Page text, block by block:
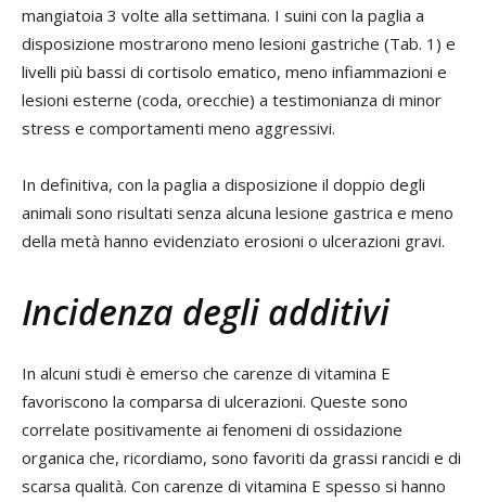
mangiatoia 3 volte alla settimana. I suini con la paglia a
disposizione mostrarono meno lesioni gastriche (Tab. 1) e
livelli più bassi di cortisolo ematico, meno infiammazioni e
lesioni esterne (coda, orecchie) a testimonianza di minor
stress e comportamenti meno aggressivi.
In definitiva, con la paglia a disposizione il doppio degli
animali sono risultati senza alcuna lesione gastrica e meno
della metà hanno evidenziato erosioni o ulcerazioni gravi.
Incidenza degli additivi
In alcuni studi è emerso che carenze di vitamina E
favoriscono la comparsa di ulcerazioni. Queste sono
correlate positivamente ai fenomeni di ossidazione
organica che, ricordiamo, sono favoriti da grassi rancidi e di
scarsa qualità. Con carenze di vitamina E spesso si hanno